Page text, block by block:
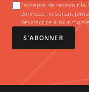
J'accepte de recevoir
données ne seront
désinscrire à tout
S'ABONNER